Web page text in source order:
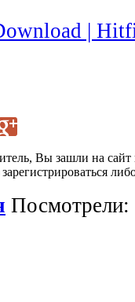
|
Вы зашли на
Посмотрели: